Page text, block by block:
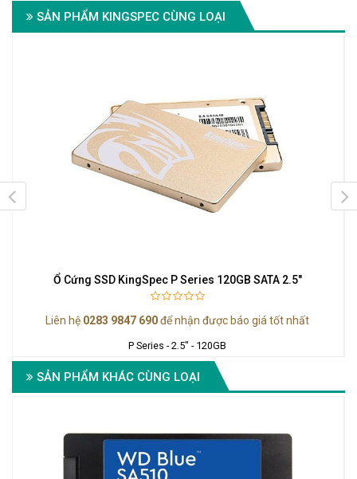
SẢN PHẨM KINGSPEC CÙNG LOẠI
Ổ Cứng SSD KingSpec P Series 120GB SATA 2.5"
Liên hệ 0283 9847 690để nhận được báo giá tốt nhất
P Series - 2.5" - 120GB
SẢN PHẨM KHÁC CÙNG LOẠI